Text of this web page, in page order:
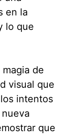
en la
lo que
de
visual que
intentos
que